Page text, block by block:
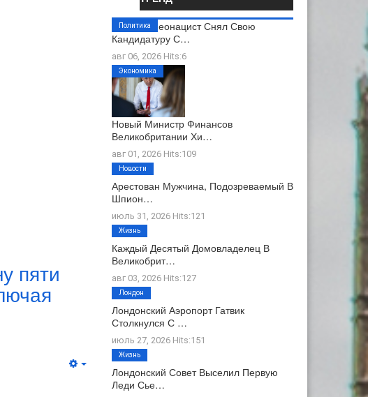
пяти
Бывший Неонацист Снял Свою
Кандидатуру С…
авг 06, 2026 Hits:6
Политика
Новый Министр Финансов
Великобритании Хи…
авг 01, 2026 Hits:109
Экономика
Арестован Мужчина, Подозреваемый В
Шпион…
июль 31, 2026 Hits:121
Новости
Каждый Десятый Домовладелец В
Великобрит…
авг 03, 2026 Hits:127
Жизнь
Лондонский Аэропорт Гатвик
Столкнулся С …
июль 27, 2026 Hits:151
Лондон
Лондонский Совет Выселил Первую
Леди Сье…
Жизнь